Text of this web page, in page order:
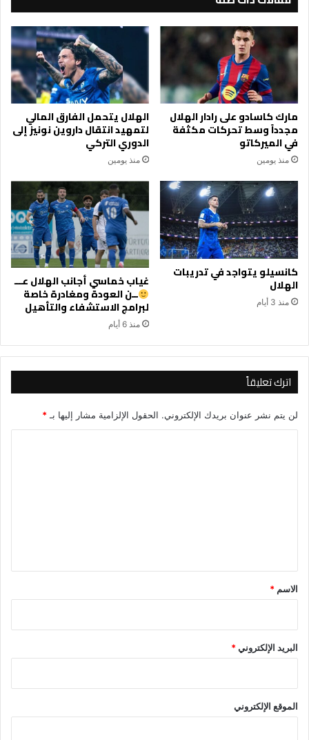
مارك كاسادو على رادار الهلال
مجدداً وسط تحركات مكثفة
في الميركاتو
منذ يومين
الهلال يتحمل الفارق المالي
لتمهيد انتقال داروين نونيز إلى
الدوري التركي
منذ يومين
كانسيلو يتواجد في تدريبات
الهلال
منذ 3 أيام
غياب خماسي أجانب الهلال عـــ
ــن العودة ومغادرة خاصة
لبرامج الاستشفاء والتأهيل
منذ 6 أيام
اترك تعليقاً
لن يتم نشر عنوان بريدك الإلكتروني. الحقول الإلزامية مشار إليها بـ*
*
الاسم *
البريد الإلكتروني*
الموقع الإلكتروني